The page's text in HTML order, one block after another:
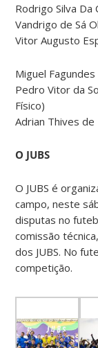
Rodrigo Silva Da
Vandrigo de Sá
Vitor Augusto
Miguel
Pedro Vitor da
Físico)
Adrian Thives
O JUBS
O JUBS é
campo, neste
disputas no
comissão
dos JUBS. No
competição.